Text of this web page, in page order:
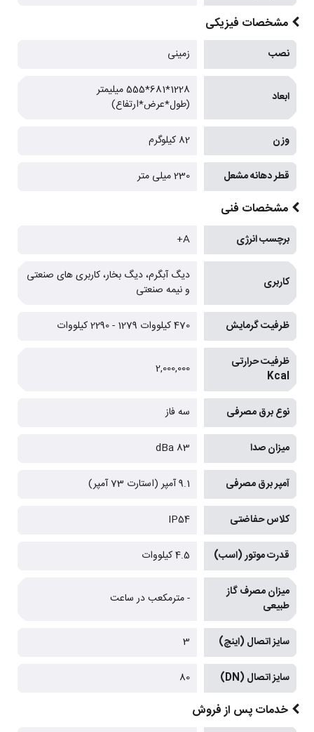
مشخصات فیزیکی
نصب زمینی
ابعاد
1228*681*555 میلیمتر
(طول*عرض*ارتفاع)
وزن 82 کیلوگرم
قطر دهانه مشعل 230 میلی متر
مشخصات فنی
برچسب انرژی A+
کاربری
دیگ آبگرم، دیگ بخار، کاربری های صنعتی
و نیمه صنعتی
ظرفیت گرمایش 470 کیلووات 1279 - 2290 کیلووات
ظرفیت حرارتی
Kcal
2,000,000
نوع برق مصرفی سه فاز
میزان صدا 83 dBa
آمپر برق مصرفی 9.1 آمپر (استارت 73 آمپر)
کلاس حفاضتی IP54
قدرت موتور (اسب) 4.5 کیلووات
میزان مصرف گاز
طبیعی
- مترمکعب در ساعت
سایز اتصال (اینچ) 3
سایز اتصال (DN) 80
خدمات پس از فروش